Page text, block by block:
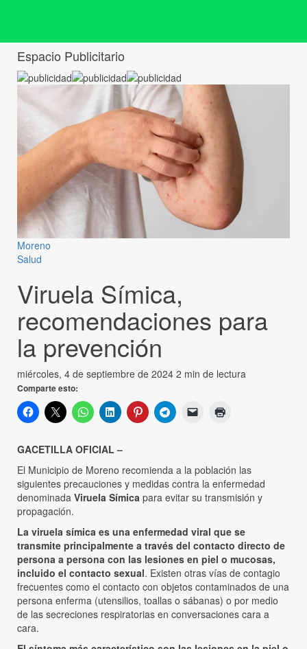
Espacio Publicitario
Moreno
Salud
Viruela Símica,
recomendaciones para
la prevención
miércoles, 4 de septiembre de 2024 2 min de lectura
Comparte esto:
GACETILLA OFICIAL –
El Municipio de Moreno recomienda a la población las
siguientes precauciones y medidas contra la enfermedad
denominada Viruela Símica para evitar su transmisión y
propagación.
La viruela símica es una enfermedad viral que se
transmite principalmente a través del contacto directo de
persona a persona con las lesiones en piel o mucosas,
incluido el contacto sexual. Existen otras vías de contagio
frecuentes como el contacto con objetos contaminados de una
persona enferma (utensilios, toallas o sábanas) o por medio
de las secreciones respiratorias en conversaciones cara a
cara.